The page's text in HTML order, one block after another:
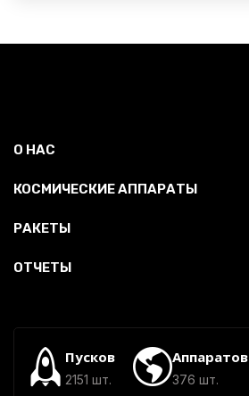
О НАС
КОСМИЧЕСКИЕ АППАРАТЫ
РАКЕТЫ
ОТЧЕТЫ
Пусков
2151 шт.
Аппаратов
376 шт.